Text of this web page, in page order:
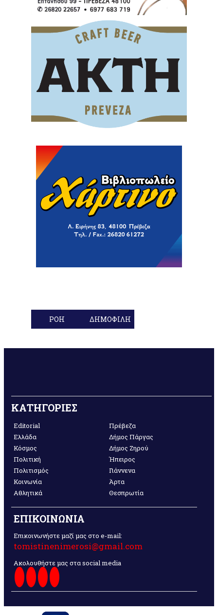
ΡΟΗ ΔΗΜΟΦΙΛΗ
ΚΑΤΗΓΟΡΙΕΣ
Editorial
Ελλάδα
Κόσμος
Πολιτική
Πολιτισμός
Κοινωνία
Αθλητικά
Πρέβεζα
Δήμος Πάργας
Δήμος Ζηρού
Ήπειρος
Γιάννενα
Άρτα
Θεσπρωτία
ΕΠΙΚΟΙΝΩΝΙΑ
Επικοινωνήστε μαζί μας στο e-mail:
tomistinenimerosi@gmail.com
Ακολουθήστε μας στα social media